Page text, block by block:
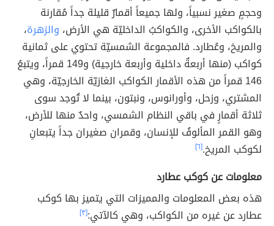
وحجمٍ صغير نسبياً، ولها جميعاً أقمارٌ قليلة جداً مُقارنة
بالكواكب الأخرى، والكواكبُ الداخليّة هي الأرض، والزهرة،
والمريخ، وعُطارد. فالمجموعة الشمسيّة تحتوي على ثمانية
كواكب (منها أربعةٌ داخلية وأربعة خارجية) و149 قمراً، ويتبعُ
146 قمراً من هذه الأقمار الكواكب الغازيّة الخارجيّة، وهي
المشتري، وزحل، وأورانوس، ونبتون، بينما لا تُوجد سوى
ثلاثة أقمارٍ في باقي النظام الشمسي، واحدٌ منها للأرض،
وهو القمر المألوفُ للإنسان، وقمران صغيران جداً يتبعانِ
لكوكب المريخ.[٦]
معلومات عن كوكب عطارد
هذه بعض المعلومات والمميزات التي يتميز بها كوكب
عطارد عن غيره من الكواكب، وهي كالآتي:[٣]